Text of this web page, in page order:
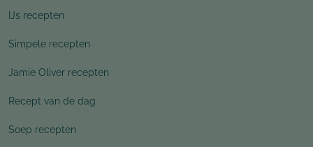
IJs recepten
Simpele recepten
Jamie Oliver recepten
Recept van de dag
Soep recepten